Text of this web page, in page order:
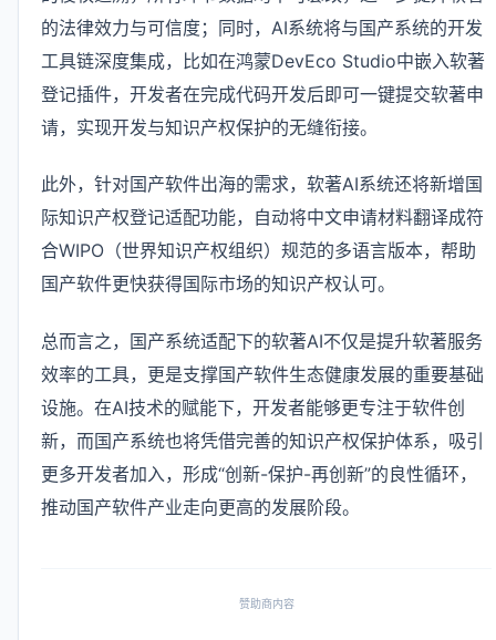
的法律效力与可信度；同时，AI系统将与国产系统的开发
工具链深度集成，比如在鸿蒙DevEco Studio中嵌入软著
登记插件，开发者在完成代码开发后即可一键提交软著申
请，实现开发与知识产权保护的无缝衔接。
此外，针对国产软件出海的需求，软著AI系统还将新增国
际知识产权登记适配功能，自动将中文申请材料翻译成符
合WIPO（世界知识产权组织）规范的多语言版本，帮助
国产软件更快获得国际市场的知识产权认可。
总而言之，国产系统适配下的软著AI不仅是提升软著服务
效率的工具，更是支撑国产软件生态健康发展的重要基础
设施。在AI技术的赋能下，开发者能够更专注于软件创
新，而国产系统也将凭借完善的知识产权保护体系，吸引
更多开发者加入，形成“创新-保护-再创新”的良性循环，
推动国产软件产业走向更高的发展阶段。
赞助商内容